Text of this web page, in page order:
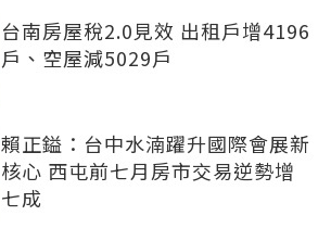
台南房屋稅2.0見效 出租戶增4196
戶、空屋減5029戶
賴正鎰：台中水湳躍升國際會展新
核心 西屯前七月房市交易逆勢增
七成